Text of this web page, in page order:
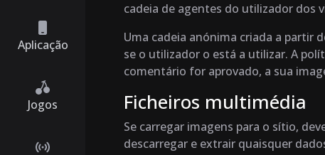
Aplicação
Jogos
cadeia de agentes do utilizador dos
Uma cadeia anónima criada a partir
se o utilizador o está a utilizar. A
comentário for aprovado, a sua
Ficheiros multimédia
Se carregar imagens para o sítio,
descarregar e extrair quaisquer